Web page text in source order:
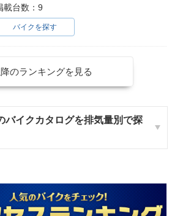
載台数：9
バイクを探す
のランキングを見る
バイクカタログを排気量別で探